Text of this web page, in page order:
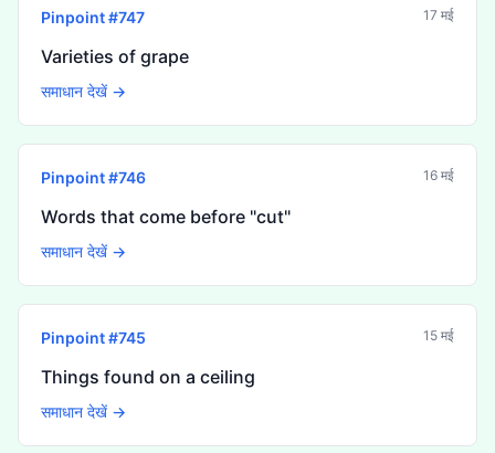
Pinpoint #747 17 मई
Varieties of grape
समाधान देखें →
Pinpoint #746 16 मई
Words that come before "cut"
समाधान देखें →
Pinpoint #745 15 मई
Things found on a ceiling
समाधान देखें →